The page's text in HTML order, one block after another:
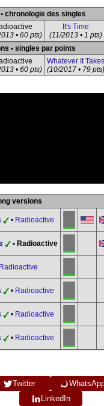
chronologie des singles
• 60 pts)
It's Time
(11/2013 • 1 pts)
• singles par points
• 60 pts)
Whatever It Takes
(10/2017 • 79 pts)
versions
• Radioactive
• Radioactive
Radioactive
• Radioactive
• Radioactive
• Radioactive
Twitter
LinkedIn